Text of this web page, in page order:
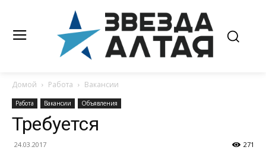
Домой Работа Вакансии
Работа Вакансии Объявления
Требуется
24.03.2017 271